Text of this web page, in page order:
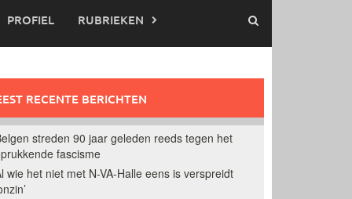
PROFIEL RUBRIEKEN
RECENTE BERICHTEN
streden 90 jaar geleden reeds tegen het
fascisme
wie het niet met N-VA-Halle eens is verspreidt